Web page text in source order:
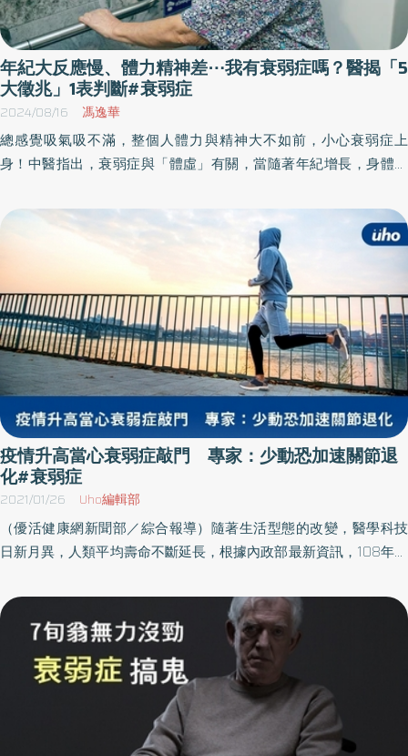
年紀大反應慢、體力精神差⋯我有衰弱症嗎？醫揭「5
大徵兆」1表判斷#衰弱症
2024/08/16 馮逸華
總感覺吸氣吸不滿，整個人體力與精神大不如前，小心衰弱症上
身！中醫指出，衰弱症與「體虛」有關，當隨著年紀增長，身體器
年人以外，男女老幼也可能發生，各種症狀也可能從局部發展到全
身，進而造成疾病甚至失能，建議可透過「2招」居家運動來改善。
疫情升高當心衰弱症敲門 專家：少動恐加速關節退
化#衰弱症
2021/01/26 Uho編輯部
（優活健康網新聞部／綜合報導）隨著生活型態的改變，醫學科技
日新月異，人類平均壽命不斷延長，根據內政部最新資訊，108年國
口也雙雙呈現增加趨勢，面對罹患退化性膝關節炎、失智、中風和
冠狀心臟病等疾病而退化失能的至親，一旦選擇辭去工作專心照
料，就得面臨失去收入又要負擔高昂醫療花費的困境，「照顧貧窮
化」的難題近在眼前。疫情再度拉警報，在全民防疫的趨勢下，卻
也衍生出長者的衰弱問題。疫情期間固然應提防病毒上身，避免感
染，卻也導致長者們大大減少出門活動的意願，一旦活動量驟減，
恐加速活動能力退化與認知功能的下降。阿瘦足健康醫學團隊鄭融